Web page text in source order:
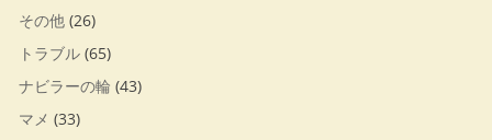
その他 (26)
トラブル (65)
ナビラーの輪 (43)
マメ (33)